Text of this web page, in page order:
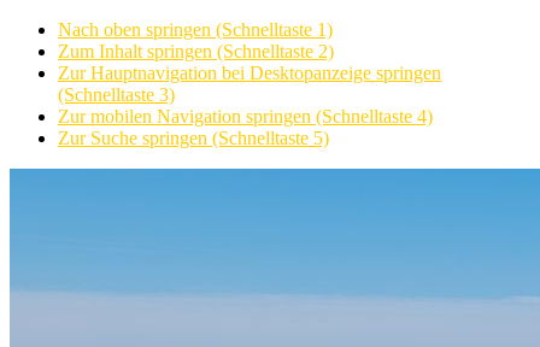
Nach oben springen (Schnelltaste 1)
Zum Inhalt springen (Schnelltaste 2)
Zur Hauptnavigation bei Desktopanzeige springen
(Schnelltaste 3)
Zur mobilen Navigation springen (Schnelltaste 4)
Zur Suche springen (Schnelltaste 5)